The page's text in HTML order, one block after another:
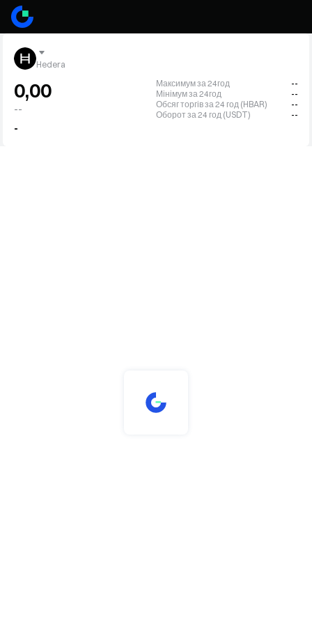
Hedera
0,00
--
-
Максимум за 24год
--
Мінімум за 24год
--
Обсяг торгів за 24 год (HBAR)
--
Оборот за 24 год (USDT)
--